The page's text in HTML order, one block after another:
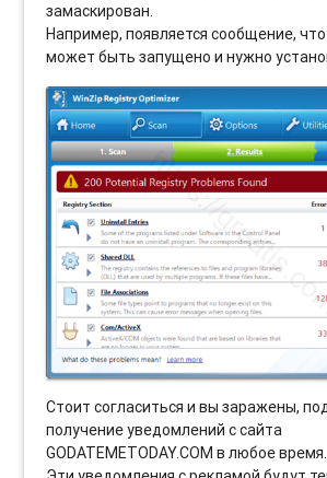
замаскирован.
Например, появляется сообщение,
может быть запущено и нужно
Стоит согласиться и вы заражены,
получение уведомлений с сайта
GODATEMETODAY.COM в любое время.